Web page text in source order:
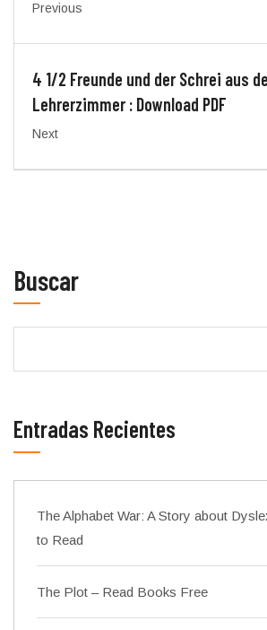
Previous
4 1/2 Freunde und der Schrei aus
Lehrerzimmer : Download PDF
Next
Buscar
Entradas Recientes
The Alphabet War: A Story about
to Read
The Plot – Read Books Free